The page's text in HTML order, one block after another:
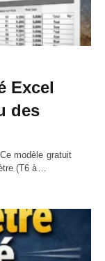
Excel
des
modèle gratuit
(T6 à…